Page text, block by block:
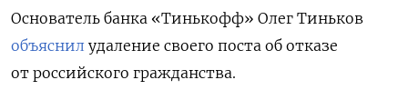
Основатель банка «Тинькофф» Олег Тиньков
объяснил удаление своего поста об отказе
от российского гражданства.